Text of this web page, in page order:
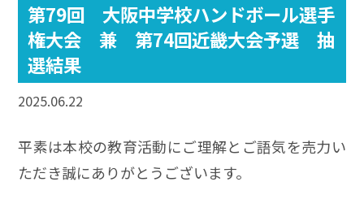
第79回 大阪中学校ハンドボール選手
権大会 兼 第74回近畿大会予選 抽
選結果
2025.06.22
平素は本校の教育活動にご理解とご語気を売力い
ただき誠にありがとうございます。